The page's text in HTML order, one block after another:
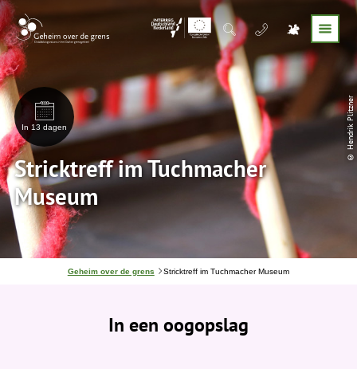
© Hendrik Plitzner
In 13 dagen
Stricktreff im Tuchmacher
Museum
J
Geheim over de grens Stricktreff im Tuchmacher Museum
In een oogopslag